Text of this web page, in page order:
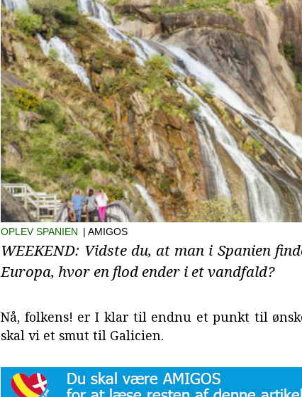
OPLEV SPANIEN | AMIGOS
WEEKEND: Vidste du, at man i Spanien
Europa, hvor en flod ender i et vandfald?
Nå, folkens! er I klar til endnu et punkt til
skal vi et smut til Galicien.